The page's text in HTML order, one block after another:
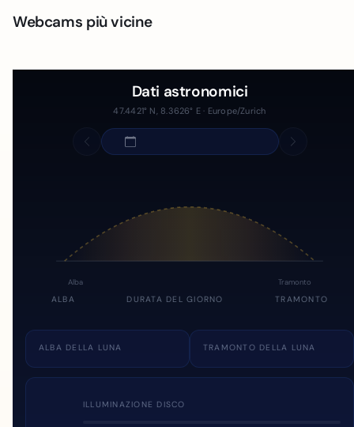
Webcams più vicine
Dati astronomici
47.4421° N, 8.3626° E · Europe/Zurich
Alba Tramonto
ALBA DURATA DEL GIORNO TRAMONTO
ALBA DELLA LUNA TRAMONTO DELLA LUNA
ILLUMINAZIONE DISCO